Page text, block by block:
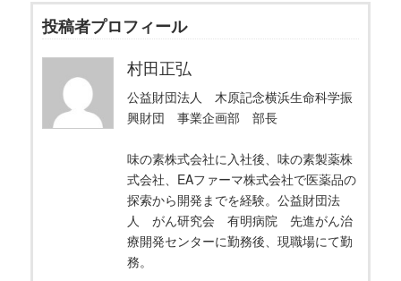
投稿者プロフィール
村田正弘
公益財団法人 木原記念横浜生命科学振
興財団 事業企画部 部長
味の素株式会社に入社後、味の素製薬株
式会社、EAファーマ株式会社で医薬品の
探索から開発までを経験。公益財団法
人 がん研究会 有明病院 先進がん治
療開発センターに勤務後、現職場にて勤
務。